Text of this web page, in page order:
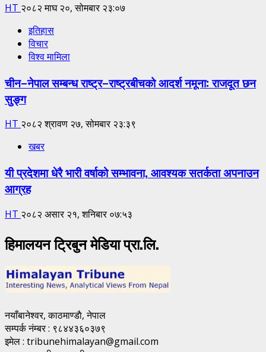
HT २०८२ माघ २०, सोमबार २३:०७
इतिहास
विचार
विश्व मामिला
चीन–नेपाल सम्बन्ध राष्ट्र–राष्ट्रबीचको आदर्श नमूना: राजदूत छन
सुङ्ग
HT २०८२ श्रावण २७, सोमबार २३:३९
खबर
यी प्रदेशमा धेरै भारी वर्षाको सम्भावना, आवश्यक सतर्कता अपनाउन
आग्रह
HT २०८२ असार २१, शनिबार ०७:५३
हिमालयन ट्रिबुन मेडिया प्रा.लि.
नयाँबानेश्वर, काठमाण्डाै, नेपाल
सम्पर्क नंम्बर : ९८४४३६०३७९
इमेल : tribunehimalayan@gmail.com